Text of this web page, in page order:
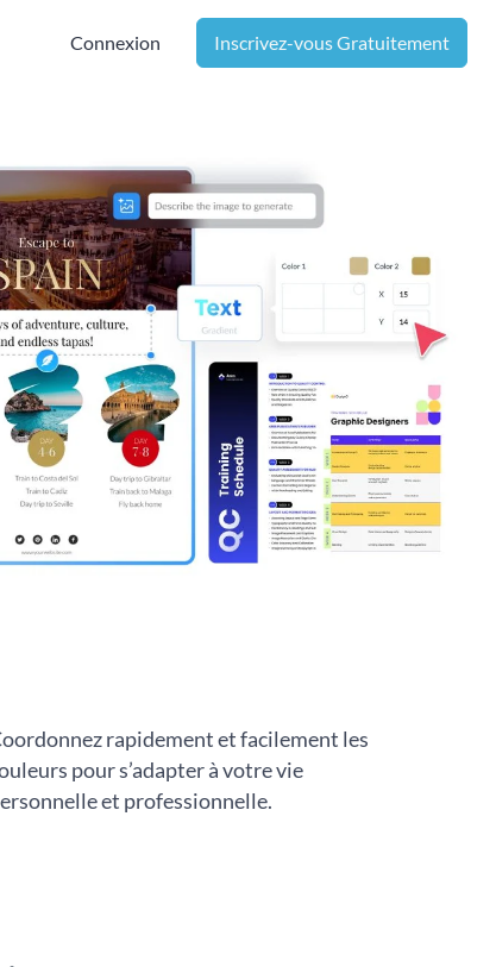
Connexion Inscrivez-vous Gratuitement
rapidement et facilement les
pour s’adapter à votre vie
et professionnelle.